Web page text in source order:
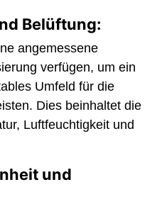
Belüftung:
angemessene
verfügen, um ein
Umfeld für die
Dies beinhaltet die
Luftfeuchtigkeit und
und